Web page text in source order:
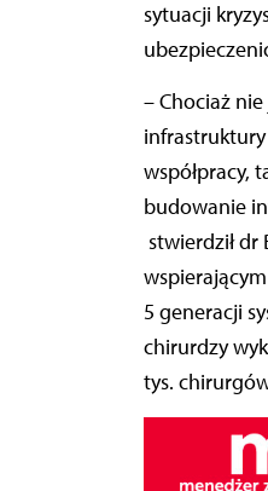
sytuacji
– Chociaż
współpracy,
budowanie
stwierdził dr
5 generacji
chirurdzy
tys.